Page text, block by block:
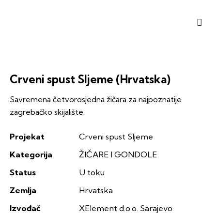
Crveni spust Sljeme (Hrvatska)
Savremena četvorosjedna žičara za najpoznatije
zagrebačko skijalište.
Projekat
Crveni spust Sljeme
Kategorija
ŽIČARE I GONDOLE
Status
U toku
Zemlja
Hrvatska
Izvođač
XElement d.o.o. Sarajevo